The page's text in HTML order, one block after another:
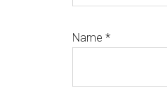
Name *